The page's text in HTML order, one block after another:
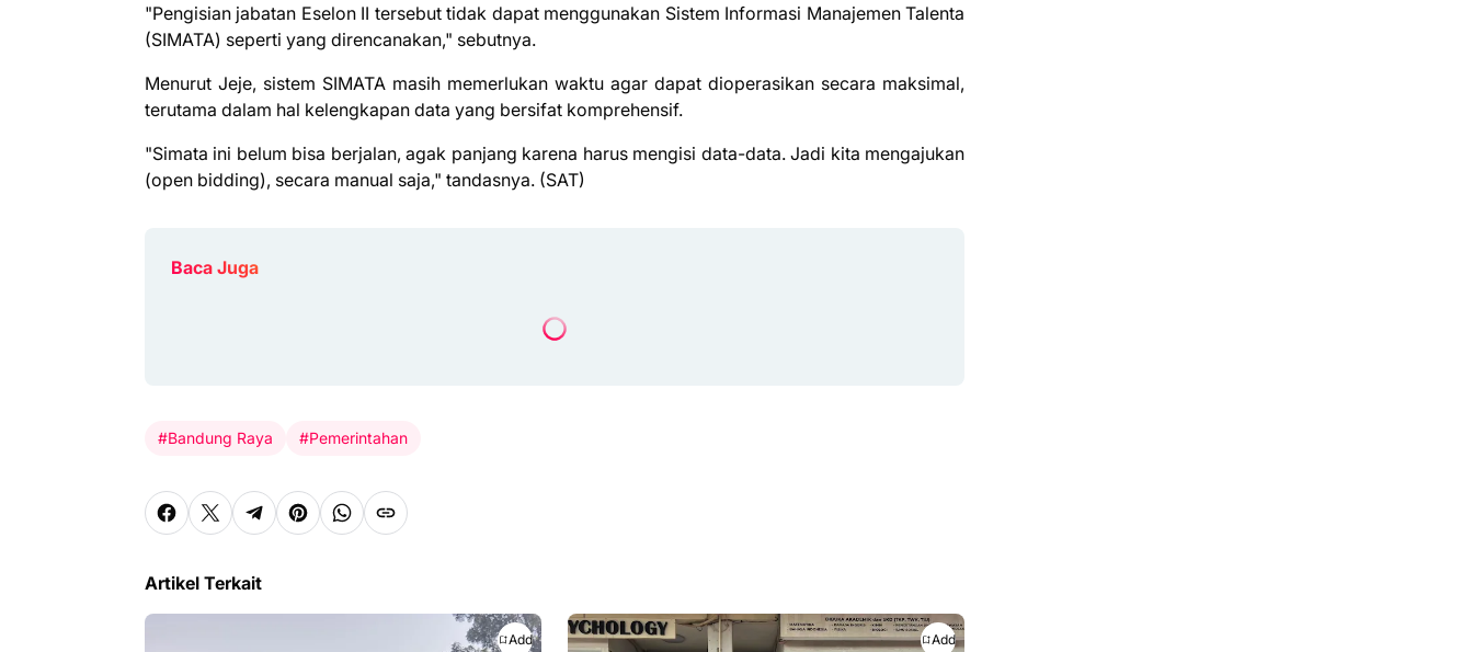
"Pengisian jabatan Eselon II tersebut tidak dapat menggunakan Sistem Informasi Manajemen Talenta
(SIMATA) seperti yang direncanakan," sebutnya.
Menurut Jeje, sistem SIMATA masih memerlukan waktu agar dapat dioperasikan secara maksimal,
terutama dalam hal kelengkapan data yang bersifat komprehensif.
"Simata ini belum bisa berjalan, agak panjang karena harus mengisi data-data. Jadi kita mengajukan
(open bidding), secara manual saja," tandasnya. (SAT)
Baca Juga
#Bandung Raya #Pemerintahan
Artikel Terkait
Add Add